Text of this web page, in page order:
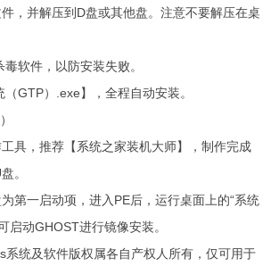
，并解压到D盘或其他盘。注意不要解压在桌
软件，以防安装失败。
GTP）.exe】，全程自动安装。
具，推荐【系统之家装机大师】，制作完成
。
第一启动项，进入PE后，运行桌面上的“系统
启动GHOST进行镜像安装。
系统及软件版权属各自产权人所有，仅可用于